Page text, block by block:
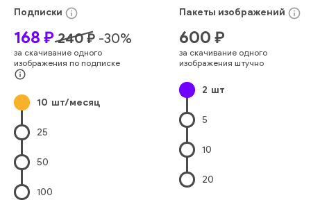
Горный Перевал
Предыстория
концепция
пустыня проход фауна
горный пейзаж
дикая утка
десять шань
горное озеро
пустынный пейзаж
пешеходные экскурсии
красивый
белый
озера киргизии
Подписки info_outline
168 ₽ 240₽ -30%
за скачивание одного
изображения по подписке
info_outline
10 шт/месяц
25
50
100
Пакеты изображений info_outline
600 ₽
за скачивание одного
изображения штучно
2 шт
5
10
20